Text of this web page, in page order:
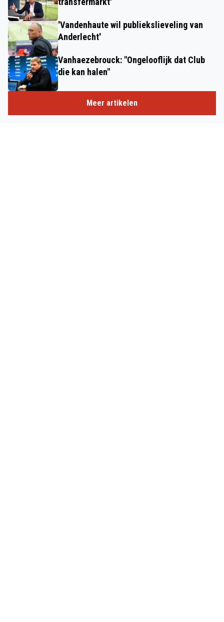
'Vandenhaute wil publiekslieveling van
Anderlecht'
Vanhaezebrouck: "Ongelooflijk dat Club
die kan halen"
Meer artikelen